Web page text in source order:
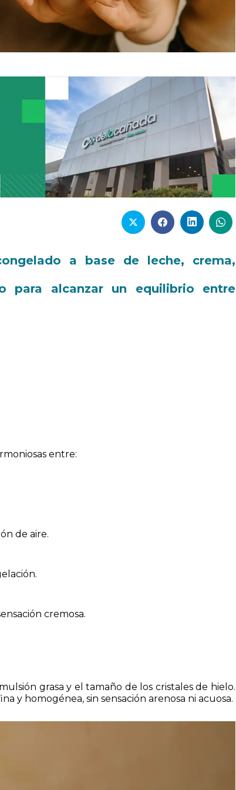
a base de leche, crema,
para alcanzar un equilibrio entre
entre:
de aire.
cremosa.
grasa y el tamaño de los cristales de hielo.
y homogénea, sin sensación arenosa ni acuosa.